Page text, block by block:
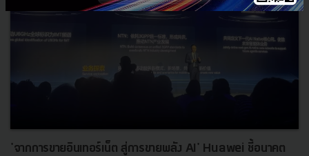
'จากการขายอินเทอร์เน็ต สู่การขายพลัง AI' Huawei ชี้อนาคต